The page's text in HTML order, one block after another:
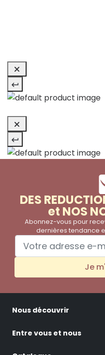
DES
et NOS
Abonnez-vous pour
dernières tendance
Je
Nous découvrir
Entre vous et nous